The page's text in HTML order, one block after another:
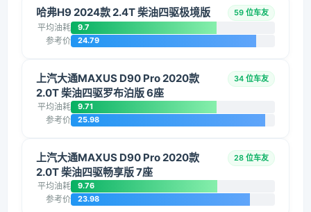
哈弗H9 2024款 2.4T 柴油四驱极境版 59 位车友
平均油耗 9.7
参考价 24.79
上汽大通MAXUS D90 Pro 2020款
2.0T 柴油四驱罗布泊版 6座
34 位车友
平均油耗 9.71
参考价 25.98
上汽大通MAXUS D90 Pro 2020款
2.0T 柴油四驱畅享版 7座
28 位车友
平均油耗 9.76
参考价 23.98